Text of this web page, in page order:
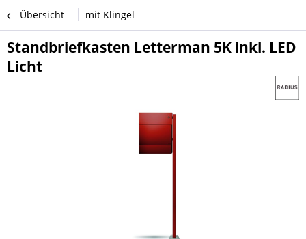
Übersicht mit Klingel
Standbriefkasten Letterman 5K inkl. LED
Licht